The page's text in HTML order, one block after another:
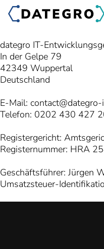
Imprint
dategro IT-
In der Gelpe 79
42349 Wuppertal
Deutschland
E-Mail:
Telefon: 0202 430 427
Registergericht:
Registernummer: HRA
Geschäftsführer: Jürgen
Umsatzsteuer-